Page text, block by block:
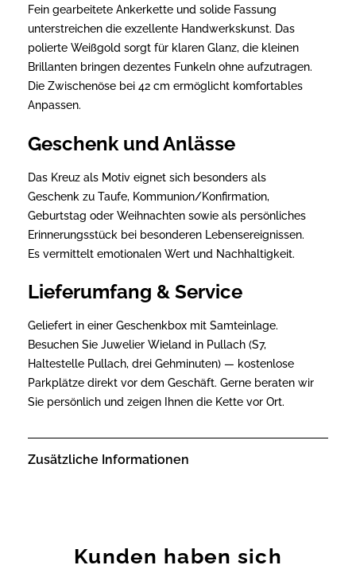
Fein gearbeitete Ankerkette und solide Fassung
unterstreichen die exzellente Handwerkskunst. Das
polierte Weißgold sorgt für klaren Glanz, die kleinen
Brillanten bringen dezentes Funkeln ohne aufzutragen.
Die Zwischenöse bei 42 cm ermöglicht komfortables
Anpassen.
Geschenk und Anlässe
Das Kreuz als Motiv eignet sich besonders als
Geschenk zu Taufe, Kommunion/Konfirmation,
Geburtstag oder Weihnachten sowie als persönliches
Erinnerungsstück bei besonderen Lebensereignissen.
Es vermittelt emotionalen Wert und Nachhaltigkeit.
Lieferumfang & Service
Geliefert in einer Geschenkbox mit Samteinlage.
Besuchen Sie Juwelier Wieland in Pullach (S7,
Haltestelle Pullach, drei Gehminuten) — kostenlose
Parkplätze direkt vor dem Geschäft. Gerne beraten wir
Sie persönlich und zeigen Ihnen die Kette vor Ort.
Zusätzliche Informationen
Kunden haben sich